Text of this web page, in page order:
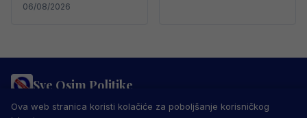
06/08/2026
Sve Osim Politike
PRAVILA PRIVATNOSTIMARKETING USLOVI KORIŠTENJA
IMPRESSUM
Ova web stranica koristi kolačiće za poboljšanje korisničkog